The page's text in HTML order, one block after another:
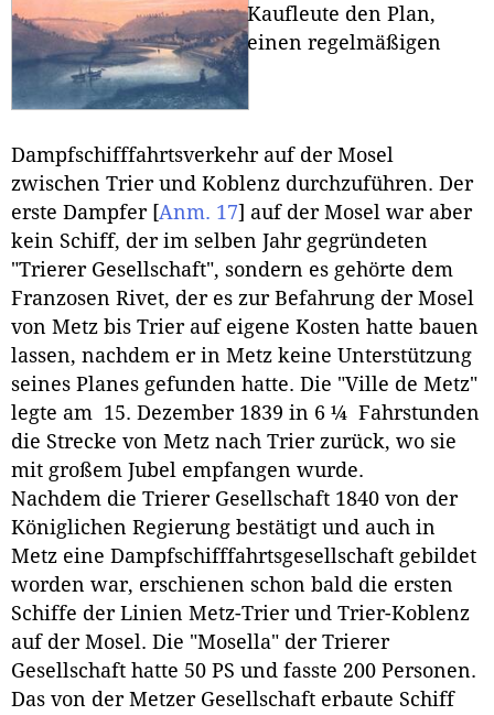
Kaufleute den Plan,
einen regelmäßigen
Dampfschifffahrtsverkehr auf der Mosel
zwischen Trier und Koblenz durchzuführen. Der
erste Dampfer [Anm. 17] auf der Mosel war aber
kein Schiff, der im selben Jahr gegründeten
"Trierer Gesellschaft", sondern es gehörte dem
Franzosen Rivet, der es zur Befahrung der Mosel
von Metz bis Trier auf eigene Kosten hatte bauen
lassen, nachdem er in Metz keine Unterstützung
seines Planes gefunden hatte. Die "Ville de Metz"
legte am 15. Dezember 1839 in 6 ¼ Fahrstunden
die Strecke von Metz nach Trier zurück, wo sie
mit großem Jubel empfangen wurde.
Nachdem die Trierer Gesellschaft 1840 von der
Königlichen Regierung bestätigt und auch in
Metz eine Dampfschifffahrtsgesellschaft gebildet
worden war, erschienen schon bald die ersten
Schiffe der Linien Metz-Trier und Trier-Koblenz
auf der Mosel. Die "Mosella" der Trierer
Gesellschaft hatte 50 PS und fasste 200 Personen.
Das von der Metzer Gesellschaft erbaute Schiff